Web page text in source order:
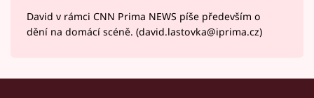
David v rámci CNN Prima NEWS píše především o
dění na domácí scéně. (david.lastovka@iprima.cz)